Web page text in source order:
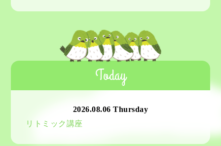
Today
2026.08.06 Thursday
リトミック講座